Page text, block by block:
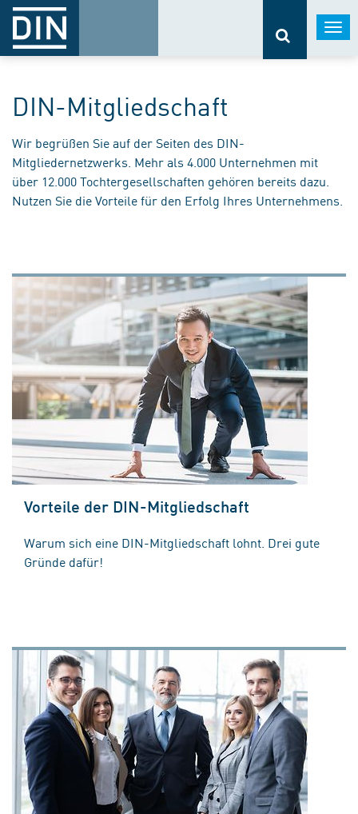
DIN-Mitgliedschaft
Wir begrüßen Sie auf der Seiten des DIN-
Mitgliedernetzwerks. Mehr als 4.000 Unternehmen mit
über 12.000 Tochtergesellschaften gehören bereits dazu.
Nutzen Sie die Vorteile für den Erfolg Ihres Unternehmens.
Vorteile der DIN-Mitgliedschaft
Warum sich eine DIN-Mitgliedschaft lohnt. Drei gute
Gründe dafür!